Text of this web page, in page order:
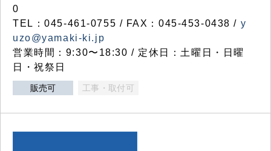
0
TEL：045-461-0755 / FAX：045-453-0438 / y
uzo@yamaki-ki.jp
営業時間：9:30〜18:30 / 定休日：土曜日・日曜
日・祝祭日
販売可 工事・取付可